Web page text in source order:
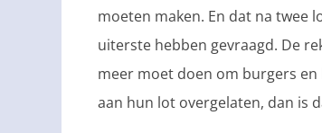
moeten maken. En dat na twee
uiterste hebben gevraagd. De
meer moet doen om burgers
aan hun lot overgelaten, dan is